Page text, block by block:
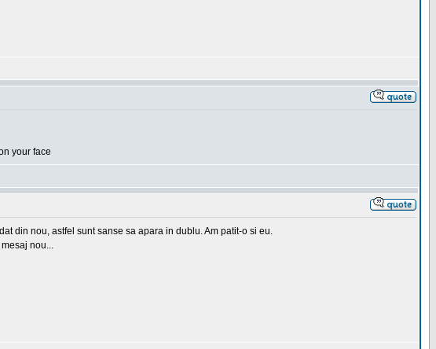
your face
din nou, astfel sunt sanse sa apara in dublu. Am patit-o si eu.
nou...